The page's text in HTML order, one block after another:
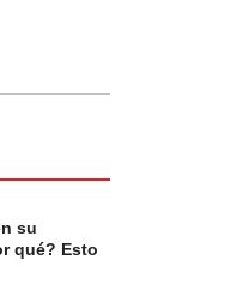
su
qué? Esto